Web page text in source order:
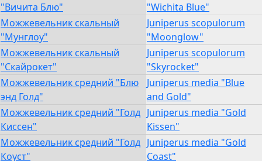
"Вичита Блю"
"Wichita Blue"
Можжевельник скальный
"Мунглоу"
Juniperus scopulorum
"Moonglow"
Можжевельник скальный
"Скайрокет"
Juniperus scopulorum
"Skyrocket"
Можжевельник средний "Блю
энд Голд"
Juniperus media "Blue
and Gold"
Можжевельник средний "Голд
Киссен"
Juniperus media "Gold
Kissen"
Можжевельник средний "Голд
Коуст"
Juniperus media "Gold
Coast"